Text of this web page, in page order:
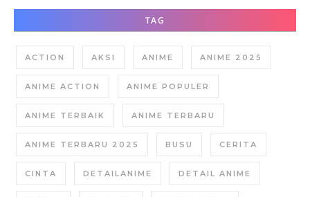
TAG
ACTION AKSI ANIME ANIME 2025
ANIME ACTION ANIME POPULER
ANIME TERBAIK ANIME TERBARU
ANIME TERBARU 2025 BUSU CERITA
CINTA DETAILANIME DETAIL ANIME